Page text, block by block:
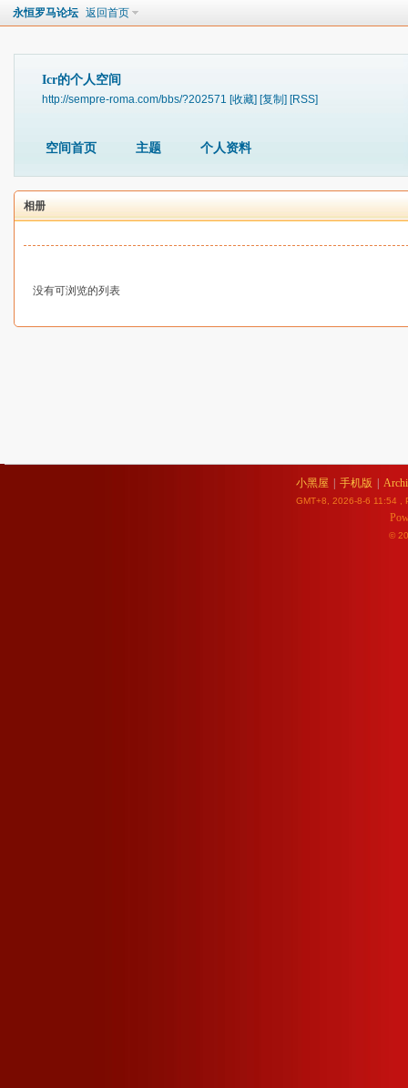
永恒罗马论坛 返回首页
Icr的个人空间
http://sempre-roma.com/bbs/?202571 [收藏] [复制] [RSS]
空间首页 主题 个人资料
相册
没有可浏览的列表
小黑屋 手机版
GMT+8, 2026-8-6 11:54 ,
©